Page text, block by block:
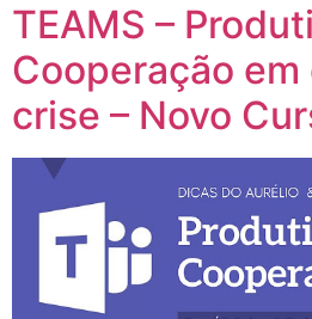
TEAMS –
Cooperação
crise – Novo